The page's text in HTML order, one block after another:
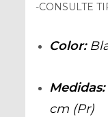
-CONSULTE
Color:
Medidas:
cm (Pr)